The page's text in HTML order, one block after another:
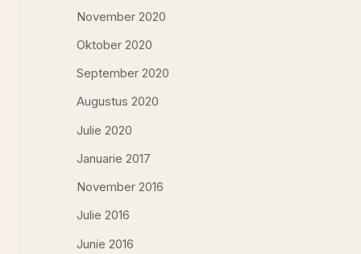
November 2020
Oktober 2020
September 2020
Augustus 2020
Julie 2020
Januarie 2017
November 2016
Julie 2016
Junie 2016